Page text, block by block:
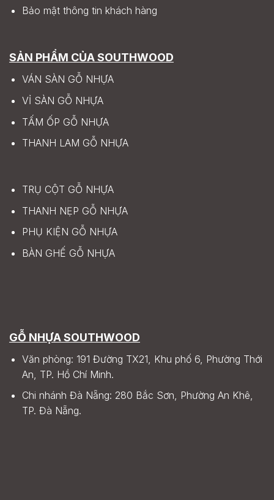
Bảo mật thông tin khách hàng
SẢN PHẨM CỦA SOUTHWOOD
VÁN SÀN GỖ NHỰA
VỈ SÀN GỖ NHỰA
TẤM ỐP GỖ NHỰA
THANH LAM GỖ NHỰA
TRỤ CỘT GỖ NHỰA
THANH NẸP GỖ NHỰA
PHỤ KIỆN GỖ NHỰA
BÀN GHẾ GỖ NHỰA
GỖ NHỰA SOUTHWOOD
Văn phòng: 191 Đường TX21, Khu phố 6, Phường Thới
An, TP. Hồ Chí Minh.
Chi nhánh Đà Nẵng: 280 Bắc Sơn, Phường An Khê,
TP. Đà Nẵng.